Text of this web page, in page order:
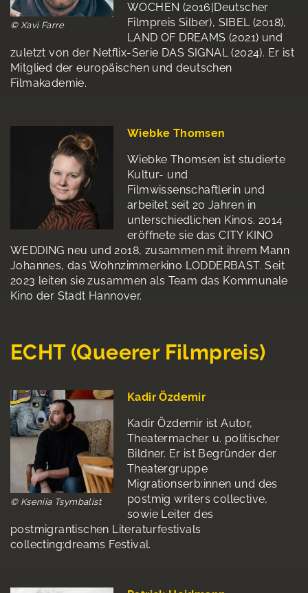
© Xavi Farre
WOCHEN (2016|Deutscher
Filmpreis Silber), SIBEL (2018),
LAND OF DREAMS (2021) und
zuletzt von der Netflix-Serie DAS SIGNAL (2024). Er ist
Mitglied der europäischen und deutschen
Filmakademie.
Wiebke Thomsen
Wiebke Thomsen ist studierte
Kultur- und
Filmwissenschaftlerin und
arbeitet seit 20 Jahren in
unterschiedlichen Kinos. 2014
eröffnete sie das CITY KINO
WEDDING neu und 2018, zusammen mit ihrem Mann
Johannes, das Wohnzimmerkino LODDERBAST. Seit
2023 leiten sie zusammen als Team das Kommunale
Kino der Stadt Hannover.
ECHT (Queerer Filmpreis)
© Kseniia Tsymbalist
Kadir Özdemir
Kadir Özdemir ist Autor,
Theatermacher u. politischer
Bildner. Er ist Begründer der
Theatergruppe
Migrationserb:innen und des
postmig writers collective,
sowie Leiter des
postmigrantischen Literaturfestivals
collecting:dreams Festival.